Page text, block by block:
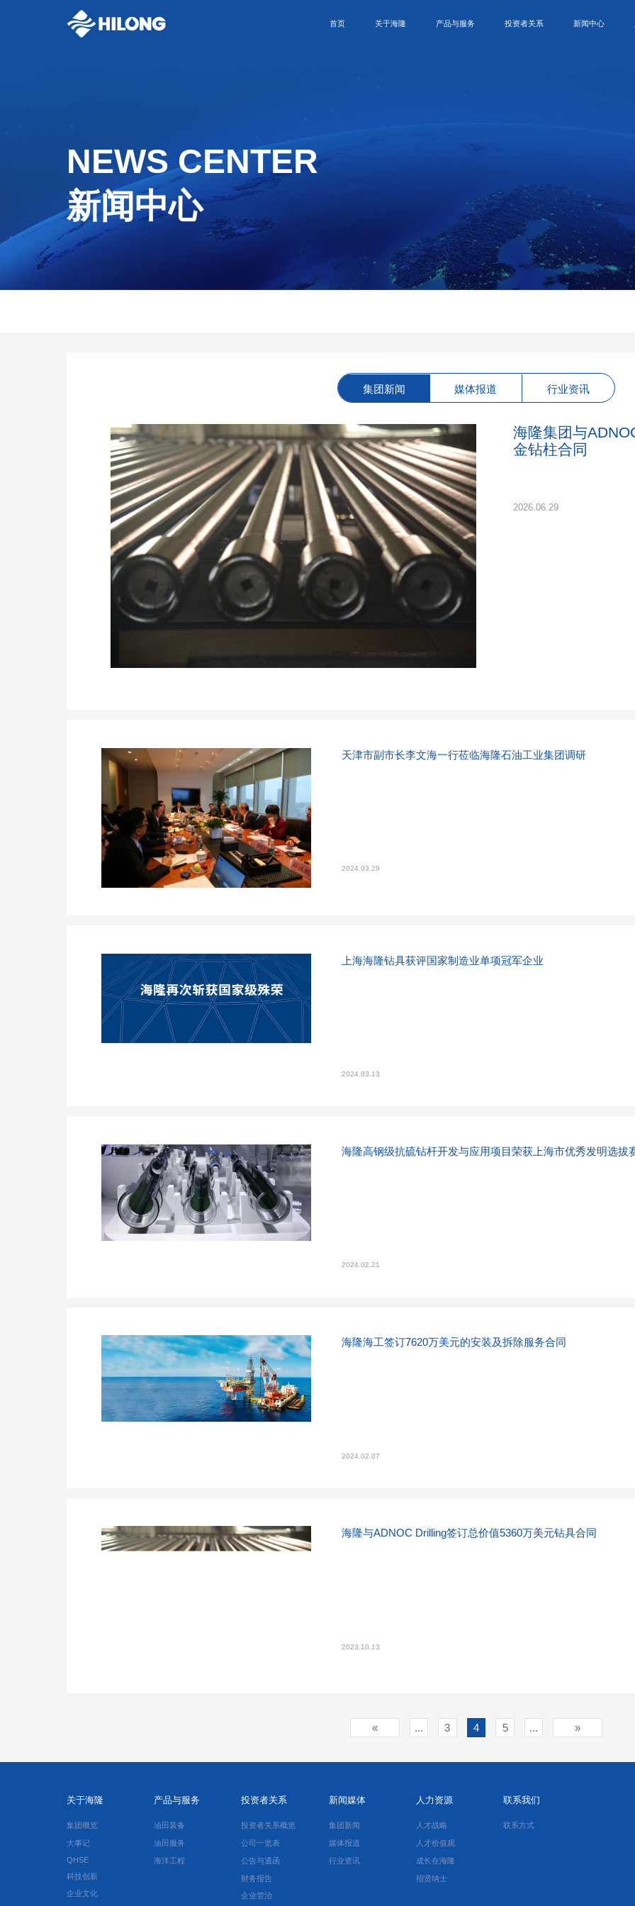
首页 关于海隆 产品与服务 投资者关系 新闻中心
NEWS CENTER
新闻中心
集团新闻 媒体报道 行业资讯
海隆集团与
金钻柱合同
2026.06.29
天津市副市长李文海一行莅临海隆石油工业集团调研
2024.03.29
上海海隆钻具获评国家制造业单项冠军企业
2024.03.13
海隆高钢级抗硫钻杆开发与应用项目荣获上海市优秀发明选拔
2024.02.21
海隆海工签订7620万美元的安装及拆除服务合同
2024.02.07
海隆与ADNOC Drilling签订总价值5360万美元钻具合同
2023.10.13
« ... 3 4 5 ... »
关于海隆
集团概览
大事记
QHSE
科技创新
企业文化
产品与服务
油田装备
油田服务
海洋工程
投资者关系
投资者关系概览
公司一览表
公告与通函
财务报告
企业管治
新闻媒体
集团新闻
媒体报道
行业资讯
人力资源
人才战略
人才价值观
成长在海隆
招贤纳士
联系我们
联系方式